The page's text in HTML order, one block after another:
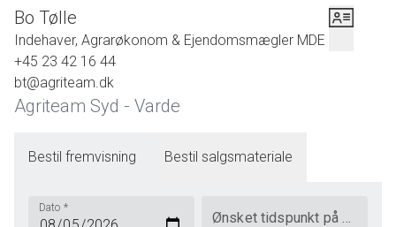
Bo Tølle
Indehaver, Agrarøkonom & Ejendomsmægler MDE
+45 23 42 16 44
bt@agriteam.dk
Agriteam Syd - Varde
Bestil fremvisning Bestil salgsmateriale
Dato *
Ønsket tidspunkt på dagen